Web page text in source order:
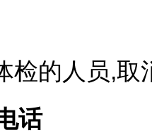
的人员,取
话